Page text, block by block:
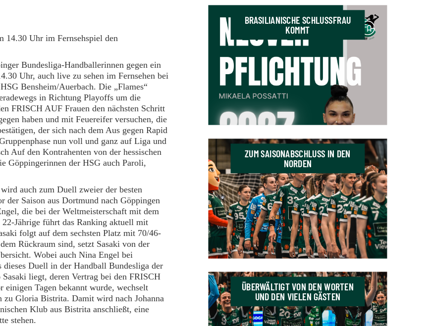
14.30 Uhr im Fernsehspiel den
Bundesliga-Handballerinnen gegen ein
Uhr, auch live zu sehen im Fernsehen bei
Bensheim/Auerbach. Die „Flames“
in Richtung Playoffs um die
FRISCH AUF Frauen den nächsten Schritt
haben und mit Feuereifer versuchen, die
der sich nach dem Aus gegen Rapid
nun voll und ganz auf Liga und
Auf den Kontrahenten von der hessischen
Göppingerinnen der HSG auch Paroli,
auch zum Duell zweier der besten
der Saison aus Dortmund nach Göppingen
die bei der Weltmeisterschaft mit dem
Jährige führt das Ranking aktuell mit
folgt auf dem sechsten Platz mit 70/46-
Rückraum sind, setzt Sasaki von der
Wobei auch Nina Engel bei
dieses Duell in der Handball Bundesliga der
liegt, deren Vertrag bei den FRISCH
Tagen bekannt wurde, wechselt
zu Gloria Bistrita. Damit wird nach Johanna
Klub aus Bistrita anschließt, eine
stehen.
BRASILIANISCHE SCHLUSSFRAU
KOMMT
ZUM SAISONABSCHLUSS IN DEN
NORDEN
ÜBERWÄLTIGT VON DEN WORTEN
UND DEN VIELEN GÄSTEN